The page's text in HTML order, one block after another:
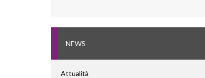
NEWS
Attualità